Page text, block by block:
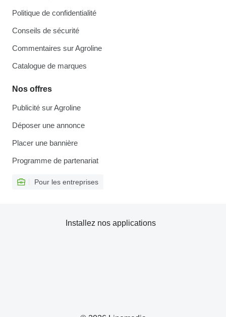
Politique de confidentialité
Conseils de sécurité
Commentaires sur Agroline
Catalogue de marques
Nos offres
Publicité sur Agroline
Déposer une annonce
Placer une bannière
Programme de partenariat
Pour les entreprises
Installez nos applications